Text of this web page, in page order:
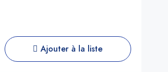
Ajouter à la liste